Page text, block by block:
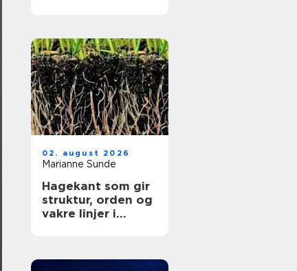
02. august 2026
Marianne Sunde
Hagekant som gir
struktur, orden og
vakre linjer i